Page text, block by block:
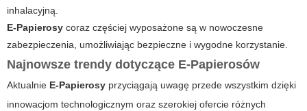
inhalacyjną.
E-Papierosy coraz częściej wyposażone są w nowoczesne
zabezpieczenia, umożliwiając bezpieczne i wygodne korzystanie.
Najnowsze trendy dotyczące E-Papierosów
Aktualnie E-Papierosy przyciągają uwagę przede wszystkim dzięki
innowacjom technologicznym oraz szerokiej ofercie różnych